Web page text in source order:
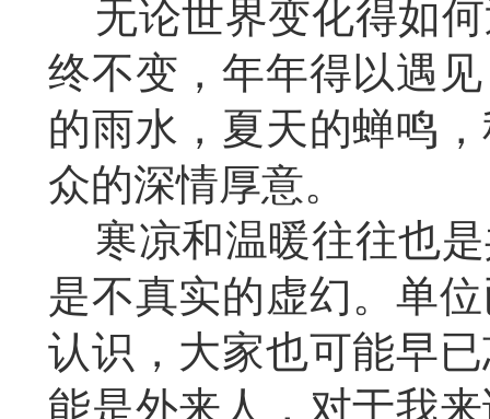
无论世界变化得如
终不变，年年得以遇
的雨水，夏天的蝉鸣
众的深情厚意。
寒凉和温暖往往也
是不真实的虚幻。单
认识，大家也可能早
能是外来人，对于我